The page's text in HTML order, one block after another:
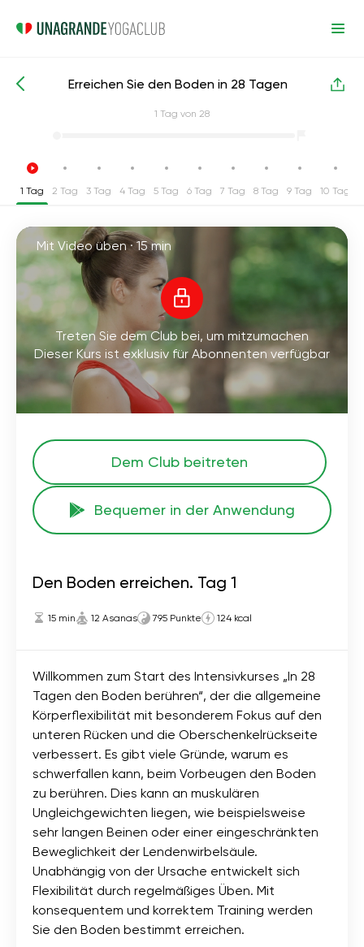
Intensive Yoga-Kurse Flexibilität
Erreichen Sie den Boden in 28 Tagen
1 Tag von 28
1 Tag 2 Tag 3 Tag 4 Tag 5 Tag 6 Tag 7 Tag 8 Tag 9 Tag 10 Tag
Mit Video üben ·15 min
Treten Sie dem Club bei, um mitzumachen
Dieser Kurs ist exklusiv für Abonnenten verfügbar
Dem Club beitreten
Bequemer in der Anwendung
Den Boden erreichen. Tag 1
15 min 12 Asanas 795 Punkte 124 kcal
Willkommen zum Start des Intensivkurses „In 28
Tagen den Boden berühren“, der die allgemeine
Körperflexibilität mit besonderem Fokus auf den
unteren Rücken und die Oberschenkelrückseite
verbessert. Es gibt viele Gründe, warum es
schwerfallen kann, beim Vorbeugen den Boden
zu berühren. Dies kann an muskulären
Ungleichgewichten liegen, wie beispielsweise
sehr langen Beinen oder einer eingeschränkten
Beweglichkeit der Lendenwirbelsäule.
Unabhängig von der Ursache entwickelt sich
Flexibilität durch regelmäßiges Üben. Mit
konsequentem und korrektem Training werden
Sie den Boden bestimmt erreichen.